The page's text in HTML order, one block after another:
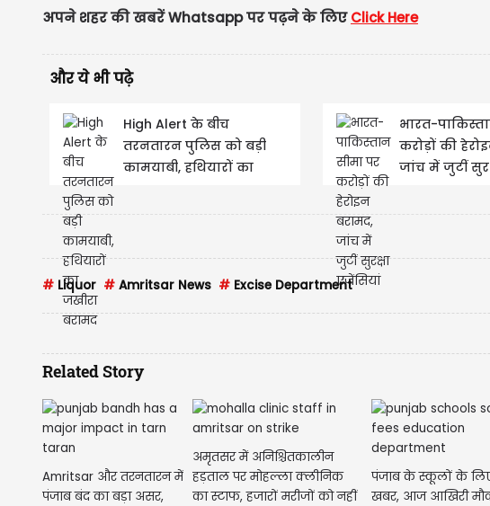
अपने शहर की खबरें Whatsapp पर पढ़ने के लिएClick Here
और ये भी पढ़े
High Alert के बीच
तरनतारन पुलिस को बड़ी
कामयाबी, हथियारों का
भारत-
करोड़ों की
जांच में जुटीं
# Liquor # Amritsar News # Excise Department
Related Story
Amritsar और तरनतारन में
पंजाब बंद का बड़ा असर,
अमृतसर में अनिश्चितकालीन
हड़ताल पर मोहल्ला क्लीनिक
का स्टाफ, हजारों मरीजों को नहीं
पंजाब के स्कूलों के
खबर, आज आखिरी